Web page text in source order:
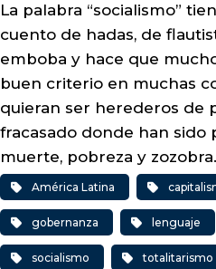
La palabra “socialismo”
cuento de hadas, de
emboba y hace que
buen criterio en muchas
quieran ser herederos de
fracasado donde han sido
muerte, pobreza y zozobra.
América Latina
gobernanza lenguaje
socialismo totalitarismo